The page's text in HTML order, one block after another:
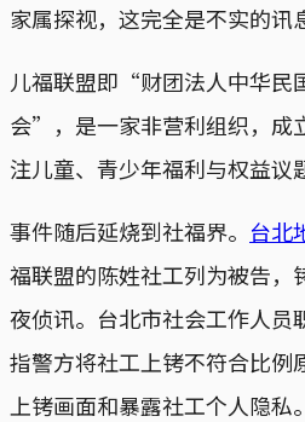
家属探视，这完全是不实的讯
儿福联盟即“财团法人中华民
会”，是一家非营利组织，成
注儿童、青少年福利与权益议
事件随后延烧到社福界。 台北
福联盟的陈姓社工列为被告，
夜侦讯。台北市社会工作人员
指警方将社工上铐不符合比例
上铐画面和暴露社工个人隐